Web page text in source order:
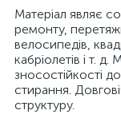
Матеріал являє
ремонту,
велосипедів,
кабріолетів і т.
зносостійкості
стирання.
структуру.